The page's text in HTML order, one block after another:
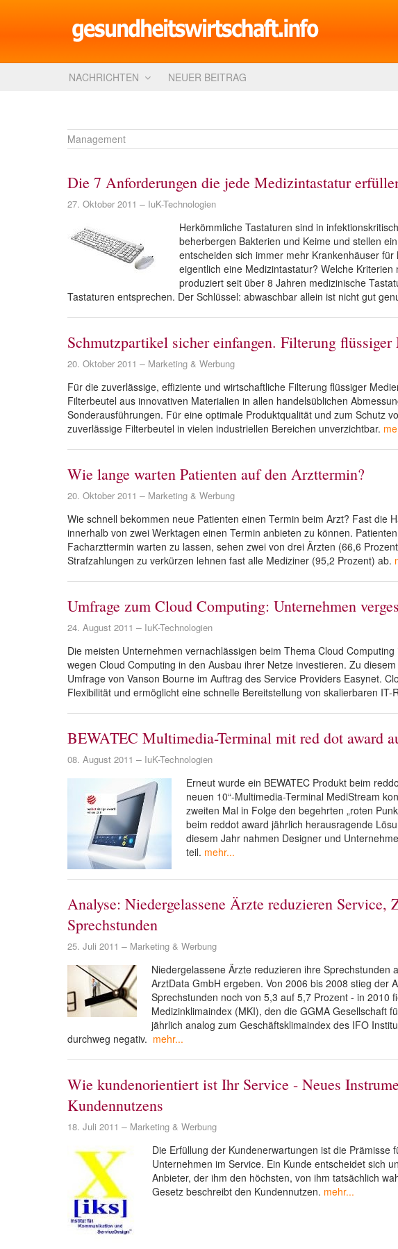
NACHRICHTEN NEUER BEITRAG
Management
Die 7 Anforderungen die jede Medizintastatur
27. Oktober 2011 IuK-Technologien
Herkömmliche Tastaturen sind in
beherbergen Bakterien und Keime und stellen
entscheiden sich immer mehr Krankenhäuser
eigentlich eine Medizintastatur? Welche
produziert seit über 8 Jahren medizinische
Tastaturen entsprechen. Der Schlüssel: abwaschbar allein ist nicht gut
Schmutzpartikel sicher einfangen. Filterung flüssiger
20. Oktober 2011 Marketing & Werbung
Für die zuverlässige, effiziente und wirtschaftliche Filterung flüssiger
Filterbeutel aus innovativen Materialien in allen handelsüblichen
Sonderausführungen. Für eine optimale Produktqualität und zum Schutz
zuverlässige Filterbeutel in vielen industriellen Bereichen unverzichtbar.
Wie lange warten Patienten auf den Arzttermin?
20. Oktober 2011 Marketing & Werbung
Wie schnell bekommen neue Patienten einen Termin beim Arzt? Fast die
innerhalb von zwei Werktagen einen Termin anbieten zu können.
Facharzttermin warten zu lassen, sehen zwei von drei Ärzten (66,6
Strafzahlungen zu verkürzen lehnen fast alle Mediziner (95,2 Prozent) ab.
Umfrage zum Cloud Computing: Unternehmen
24. August 2011 IuK-Technologien
Die meisten Unternehmen vernachlässigen beim Thema Cloud
wegen Cloud Computing in den Ausbau ihrer Netze investieren. Zu
Umfrage von Vanson Bourne im Auftrag des Service Providers Easynet.
Flexibilität und ermöglicht eine schnelle Bereitstellung von skalierbaren IT-
BEWATEC Multimedia-Terminal mit red dot award
08. August 2011 IuK-Technologien
Erneut wurde ein BEWATEC Produkt beim
neuen 10“-Multimedia-Terminal MediStream
zweiten Mal in Folge den begehrten „roten
beim reddot award jährlich herausragende
diesem Jahr nahmen Designer und
teil. mehr...
Analyse: Niedergelassene Ärzte reduzieren Service,
Sprechstunden
25. Juli 2011 Marketing & Werbung
Niedergelassene Ärzte reduzieren ihre Sprechstunden
ArztData GmbH ergeben. Von 2006 bis 2008 stieg der
Sprechstunden noch von 5,3 auf 5,7 Prozent - in 2010
Medizinklimaindex (MKI), den die GGMA Gesellschaft
jährlich analog zum Geschäftsklimaindex des IFO
durchweg negativ. mehr...
Wie kundenorientiert ist Ihr Service - Neues
Kundennutzens
18. Juli 2011 Marketing & Werbung
Die Erfüllung der Kundenerwartungen ist die Prämisse
Unternehmen im Service. Ein Kunde entscheidet sich
Anbieter, der ihm den höchsten, von ihm tatsächlich
Gesetz beschreibt den Kundennutzen. mehr...